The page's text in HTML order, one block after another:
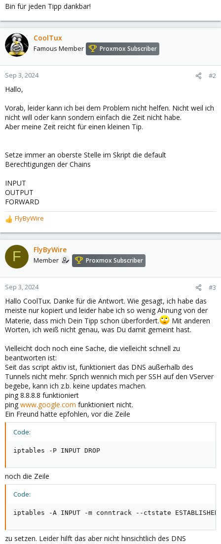
Bin für jeden Tipp dankbar!
CoolTux
Famous Member Proxmox Subscriber
Sep 3, 2024 #2
Hallo,
Vorab, leider kann ich bei dem Problem nicht helfen. Nicht weil ich
nicht will oder kann sondern einfach die Zeit nicht habe.
Aber meine Zeit reicht für einen kleinen Tip.
Setze immer an oberste Stelle im Skript die default
Berechtigungen der Chains
INPUT
OUTPUT
FORWARD
R
e
a
c
t
o
n
:
FlyByWire
F FlyByWire
Member Proxmox Subscriber
Sep 3, 2024 #3
Hallo CoolTux. Danke für die Antwort. Wie gesagt, ich habe das
meiste nur kopiert und leider habe ich so wenig Ahnung von der
Materie, dass mich Dein Tipp schon überfordert.
Mit anderen
Worten, ich weiß nicht genau, was Du damit gemeint hast.
Vielleicht doch noch eine Sache, die vielleicht schnell zu
beantworten ist:
Seit das script aktiv ist, funktioniert das DNS außerhalb des
Tunnels nicht mehr. Sprich wennich mich per SSH auf den VServer
begebe, kann ich z.b. keine updates machen.
ping 8.8.8.8 funktioniert
ping www.google.com funktioniert nicht.
Ein Freund hatte epfohlen, vor die Zeile
Code:
iptables -P INPUT DROP
noch die Zeile
Code:
iptables -A INPUT -m conntrack --ctstate
zu setzen. Leider hilft das aber nicht hinsichtlich des DNS